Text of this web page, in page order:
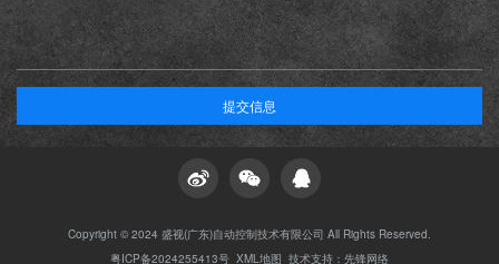
提交信息
Copyright © 2024 盛视(广东)自动控制技术有限公司 All Rights Reserved.
粤ICP备2024255413号 XML地图 技术支持： 先锋网络